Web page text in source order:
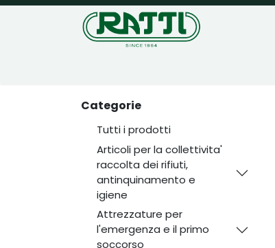
Categorie
Tutti i prodotti
Articoli per la collettivita'
raccolta dei rifiuti,
antinquinamento e
igiene
Attrezzature per
l'emergenza e il primo
soccorso